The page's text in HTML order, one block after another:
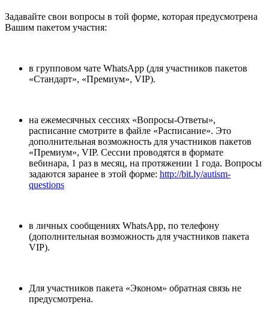
Задавайте свои вопросы в той форме, которая предусмотрена
Вашим пакетом участия:
в групповом чате WhatsApp (для участников пакетов
«Стандарт», «Премиум», VIP).
на ежемесячных сессиях «Вопросы-Ответы»,
расписание смотрите в файле «Расписание». Это
дополнительная возможность для участников пакетов
«Премиум», VIP. Сессии проводятся в формате
вебинара, 1 раз в месяц, на протяжении 1 года. Вопросы
задаются заранее в этой форме: http://bit.ly/autism-
questions
в личных сообщениях WhatsApp, по телефону
(дополнительная возможность для участников пакета
VIP).
Для участников пакета «Эконом» обратная связь не
предусмотрена.